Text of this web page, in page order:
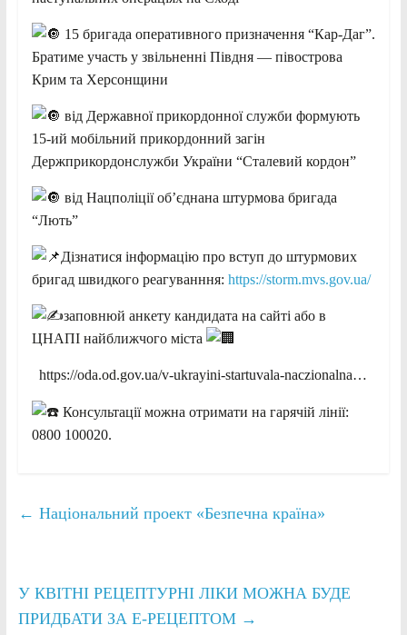
15 бригада оперативного призначення “Кар-Даг”.
Братиме участь у звільненні Півдня — півострова
Крим та Херсонщини
від Державної прикордонної служби формують
15-ий мобільний прикордонний загін
Держприкордонслужби України “Сталевий кордон”
від Нацполіції об’єднана штурмова бригада
“Лють”
Дізнатися інформацію про вступ до штурмових
бригад швидкого реагуванння: https://storm.mvs.gov.ua/
заповнюй анкету кандидата на сайті або в
ЦНАПІ найближчого міста
https://oda.od.gov.ua/v-ukrayini-startuvala-naczionalna…
Консультації можна отримати на гарячій лінії:
0800 100020.
← Національний проект «Безпечна країна»
У КВІТНІ РЕЦЕПТУРНІ ЛІКИ МОЖНА БУДЕ
ПРИДБАТИ ЗА Е-РЕЦЕПТОМ →